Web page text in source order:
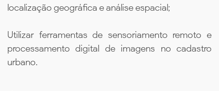
localização geográfica e análise espacial;
Utilizar ferramentas de sensoriamento remoto e
processamento digital de imagens no cadastro
urbano.